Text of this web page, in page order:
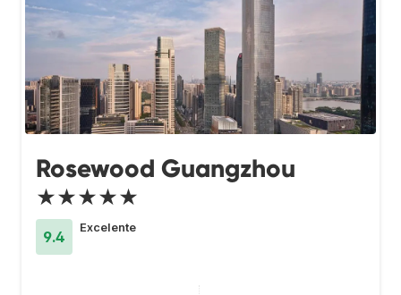
Rosewood Guangzhou
★★★★★
9.4
Excelente